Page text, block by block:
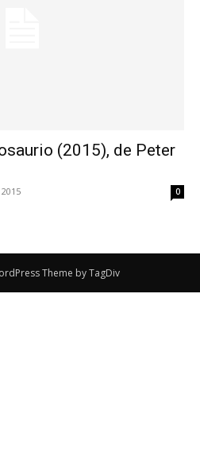
(2015), de Peter
0
Theme by TagDiv